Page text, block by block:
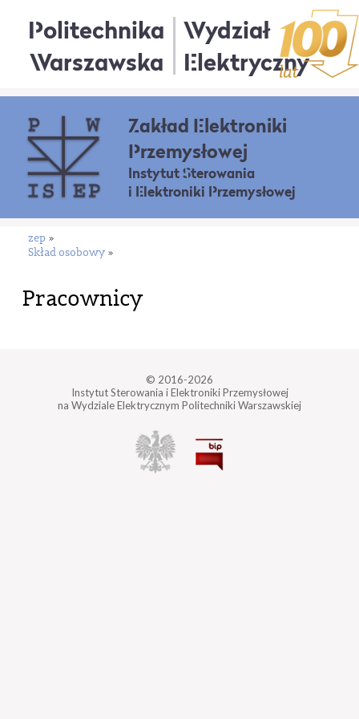
Politechnika
Warszawska
Wydział
Elektryczny
Zakład Elektroniki
Przemysłowej
Instytut Sterowania
i Elektroniki Przemysłowej
zep »
Skład osobowy »
Pracownicy
© 2016-2026
Instytut Sterowania i Elektroniki Przemysłowej
na Wydziale Elektrycznym Politechniki Warszawskiej